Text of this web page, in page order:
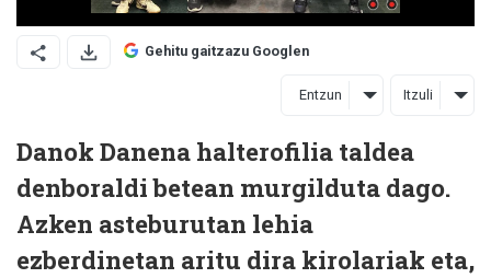
Gehitu gaitzazu Googlen
Entzun Itzuli
Danok Danena halterofilia taldea
denboraldi betean murgilduta dago.
Azken asteburutan lehia
ezberdinetan aritu dira kirolariak eta,